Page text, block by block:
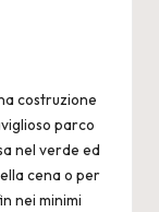
costruzione
parco
nel verde ed
cena o per
nei minimi